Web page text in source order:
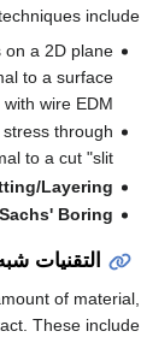
include:
a 2D plane
to a surface
wire EDM.
through
to a cut "slit".
Layering
Boring
التقنيات
of material,
These include: